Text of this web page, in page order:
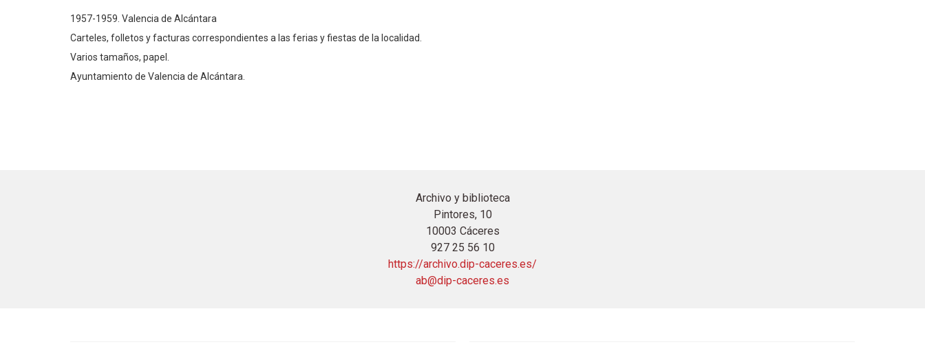
1957-1959. Valencia de Alcántara
Carteles, folletos y facturas correspondientes a las ferias y fiestas de la localidad.
Varios tamaños, papel.
Ayuntamiento de Valencia de Alcántara.
Archivo y biblioteca
Pintores, 10
10003 Cáceres
927 25 56 10
https://archivo.dip-caceres.es/
ab@dip-caceres.es